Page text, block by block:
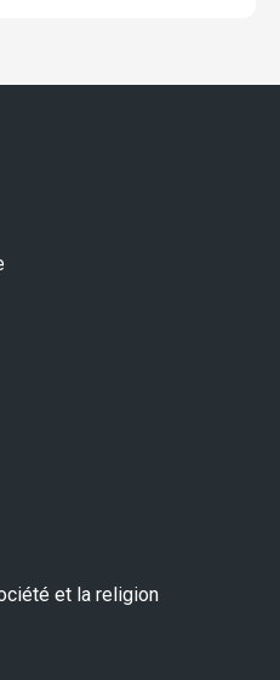
et la religion